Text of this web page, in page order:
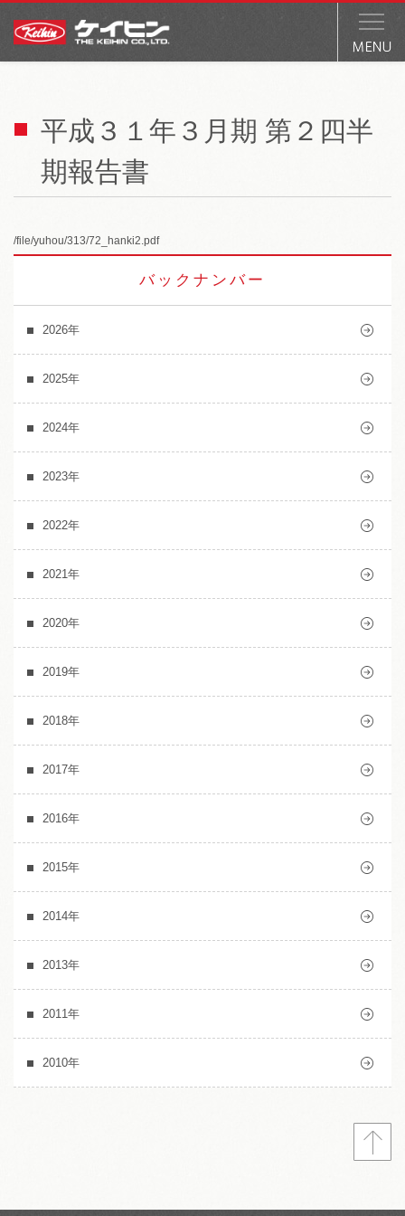
平成３１年３月期 第２四半
期報告書
/file/yuhou/313/72_hanki2.pdf
バックナンバー
2026年
2025年
2024年
2023年
2022年
2021年
2020年
2019年
2018年
2017年
2016年
2015年
2014年
2013年
2011年
2010年